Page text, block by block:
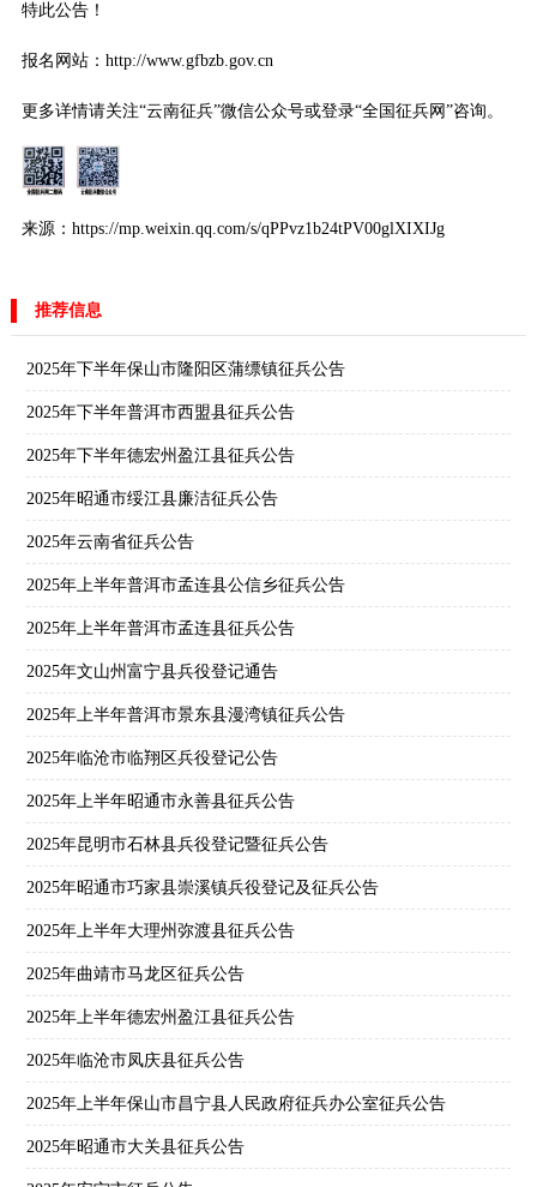
特此公告！
报名网站：http://www.gfbzb.gov.cn
更多详情请关注“云南征兵”微信公众号或登录“全国征兵网”咨询。
来源：https://mp.weixin.qq.com/s/qPPvz1b24tPV00glXIXIJg
推荐信息
2025年下半年保山市隆阳区蒲缥镇征兵公告
2025年下半年普洱市西盟县征兵公告
2025年下半年德宏州盈江县征兵公告
2025年昭通市绥江县廉洁征兵公告
2025年云南省征兵公告
2025年上半年普洱市孟连县公信乡征兵公告
2025年上半年普洱市孟连县征兵公告
2025年文山州富宁县兵役登记通告
2025年上半年普洱市景东县漫湾镇征兵公告
2025年临沧市临翔区兵役登记公告
2025年上半年昭通市永善县征兵公告
2025年昆明市石林县兵役登记暨征兵公告
2025年昭通市巧家县崇溪镇兵役登记及征兵公告
2025年上半年大理州弥渡县征兵公告
2025年曲靖市马龙区征兵公告
2025年上半年德宏州盈江县征兵公告
2025年临沧市凤庆县征兵公告
2025年上半年保山市昌宁县人民政府征兵办公室征兵公告
2025年昭通市大关县征兵公告